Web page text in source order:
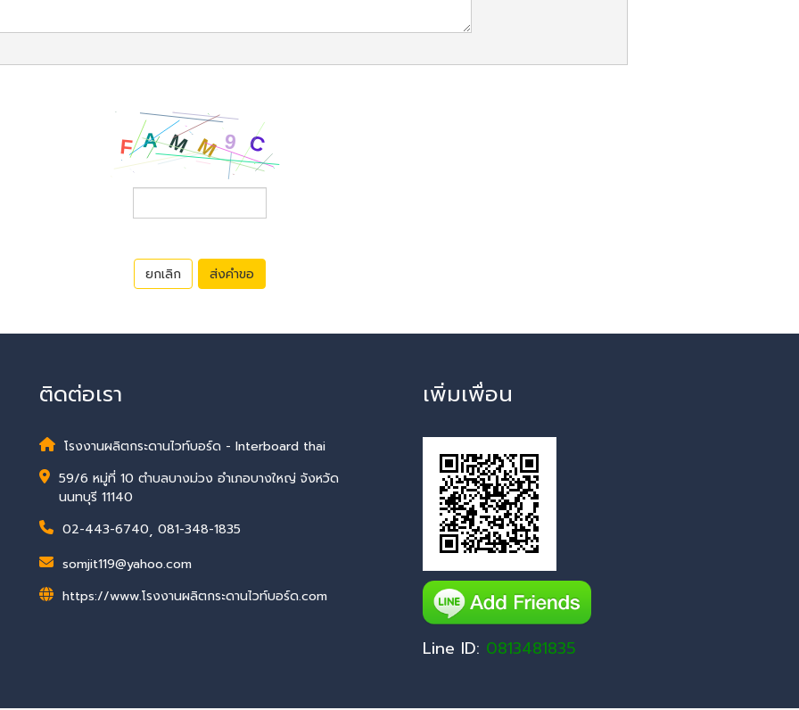
ยกเลิก ส่งคำขอ
ติดต่อเรา
โรงงานผลิตกระดานไวท์บอร์ด - Interboard thai
59/6 หมู่ที่ 10 ตำบลบางม่วง อำเภอบางใหญ่ จังหวัด
นนทบุรี 11140
02-443-6740, 081-348-1835
somjit119@yahoo.com
https://www.โรงงานผลิตกระดานไวท์บอร์ด.com
เพิ่มเพื่อน
Line ID: 0813481835